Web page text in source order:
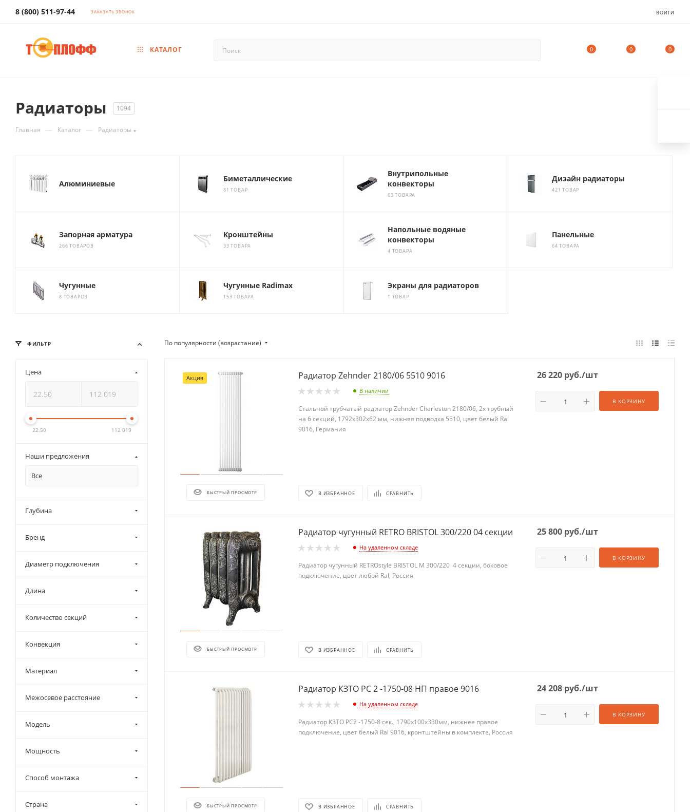
8 (800) 511-97-44 ЗАКАЗАТЬ ЗВОНОК ВОЙТИ
КАТАЛОГ 0 0 0
Радиаторы 1094
Главная — Каталог — Радиаторы
Алюминиевые
Биметаллические
81 ТОВАР
Внутрипольные
конвекторы
63 ТОВАРА
Дизайн радиаторы
421 ТОВАР
Запорная арматура
266 ТОВАРОВ
Кронштейны
33 ТОВАРА
Напольные водяные
конвекторы
4 ТОВАРА
Панельные
64 ТОВАРА
Чугунные
8 ТОВАРОВ
Чугунные Radimax
153 ТОВАРА
Экраны для радиаторов
1 ТОВАР
По популярности (возрастание)
Акция
БЫСТРЫЙ ПРОСМОТР
Радиатор Zehnder 2180/06 5510 9016
В наличии
Стальной трубчатый радиатор Zehnder Charleston 2180/06, 2х трубный
на 6 секций, 1792х302х62 мм, нижняя подводка 5510, цвет белый Ral
9016, Германия
В ИЗБРАННОЕ СРАВНИТЬ
26 220 руб./шт
В КОРЗИНУ
БЫСТРЫЙ ПРОСМОТР
Радиатор чугунный RETRO BRISTOL 300/220 04 секции
На удаленном складе
Радиатор чугунный RETROstyle BRISTOL M 300/220 4 секции, боковое
подключение, цвет любой Ral, Россия
В ИЗБРАННОЕ СРАВНИТЬ
25 800 руб./шт
В КОРЗИНУ
БЫСТРЫЙ ПРОСМОТР
Радиатор КЗТО РС 2 -1750-08 НП правое 9016
На удаленном складе
Радиатор КЗТО РС2 -1750-8 сек., 1790х100х330мм, нижнее правое
подключение, цвет белый Ral 9016, кронтштейны в комплекте, Россия
В ИЗБРАННОЕ СРАВНИТЬ
24 208 руб./шт
В КОРЗИНУ
ФИЛЬТР
Цена
22.50 112 019
Наши предложения
Все
Глубина
Бренд
Диаметр подключения
Длина
Количество секций
Конвекция
Материал
Межосевое расстояние
Модель
Мощность
Способ монтажа
Страна